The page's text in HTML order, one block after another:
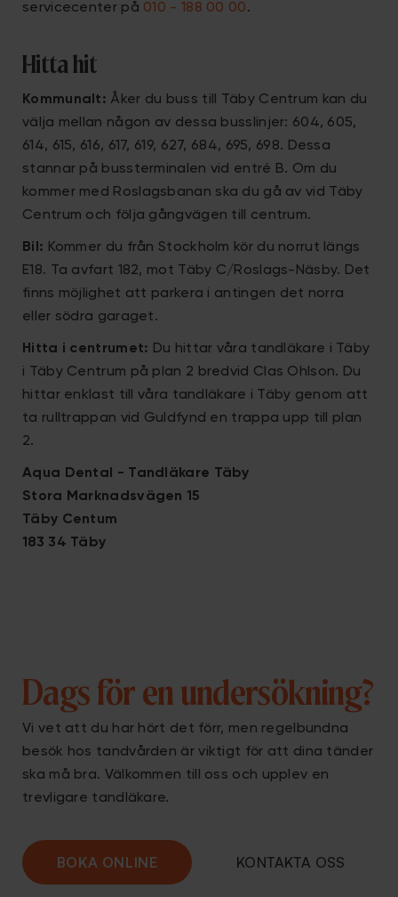
servicecenter på 010 - 188 00 00.
Hitta hit
Kommunalt: Åker du buss till Täby Centrum kan du
välja mellan någon av dessa busslinjer: 604, 605,
614, 615, 616, 617, 619, 627, 684, 695, 698. Dessa
stannar på bussterminalen vid entré B. Om du
kommer med Roslagsbanan ska du gå av vid Täby
Centrum och följa gångvägen till centrum.
Bil: Kommer du från Stockholm kör du norrut längs
E18. Ta avfart 182, mot Täby C/Roslags-Näsby. Det
finns möjlighet att parkera i antingen det norra
eller södra garaget.
Hitta i centrumet: Du hittar våra tandläkare i Täby
i Täby Centrum på plan 2 bredvid Clas Ohlson. Du
hittar enklast till våra tandläkare i Täby genom att
ta rulltrappan vid Guldfynd en trappa upp till plan
2.
Aqua Dental - Tandläkare Täby
Stora Marknadsvägen 15
Täby Centum
183 34 Täby
Dags för en undersökning?
Vi vet att du har hört det förr, men regelbundna
besök hos tandvården är viktigt för att dina tänder
ska må bra. Välkommen till oss och upplev en
trevligare tandläkare.
BOKA ONLINE KONTAKTA OSS